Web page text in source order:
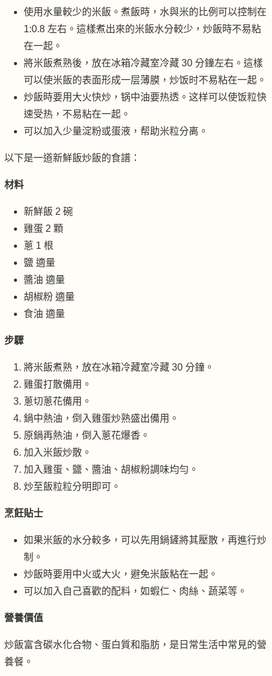
使用水量較少的米飯。煮飯時，水與米的比例可以控制在
1:0.8 左右。這樣煮出來的米飯水分較少，炒飯時不易粘
在一起。
將米飯煮熟後，放在冰箱冷藏室冷藏 30 分鐘左右。這樣
可以使米飯的表面形成一层薄膜，炒饭时不易粘在一起。
炒飯時要用大火快炒，锅中油要热透。这样可以使饭粒快
速受热，不易粘在一起。
可以加入少量淀粉或蛋液，帮助米粒分离。
以下是一道新鮮飯炒飯的食譜：
材料
新鮮飯 2 碗
雞蛋 2 顆
蔥 1 根
鹽 適量
醬油 適量
胡椒粉 適量
食油 適量
步驟
將米飯煮熟，放在冰箱冷藏室冷藏 30 分鐘。
雞蛋打散備用。
蔥切蔥花備用。
鍋中熱油，倒入雞蛋炒熟盛出備用。
原鍋再熱油，倒入蔥花爆香。
加入米飯炒散。
加入雞蛋、鹽、醬油、胡椒粉調味均勻。
炒至飯粒粒分明即可。
烹飪貼士
如果米飯的水分較多，可以先用鍋鏟將其壓散，再進行炒
制。
炒飯時要用中火或大火，避免米飯粘在一起。
可以加入自己喜歡的配料，如蝦仁、肉絲、蔬菜等。
營養價值
炒飯富含碳水化合物、蛋白質和脂肪，是日常生活中常見的營
養餐。